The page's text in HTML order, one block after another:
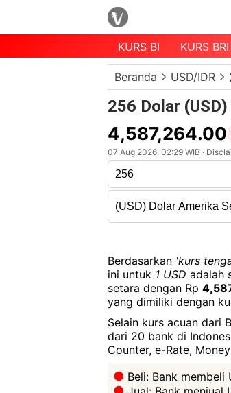
Menu
KURS BI KURS BRI
Beranda USD/IDR
256 Dolar
4,587,264.00
07 Aug 2026, 02:29 WIB ·
Berdasarkan 'kurs
ini untuk 1 USD adalah
setara dengan Rp
yang dimiliki dengan
Selain kurs acuan dari
dari 20 bank di
Counter, e-Rate,
Beli: Bank membeli